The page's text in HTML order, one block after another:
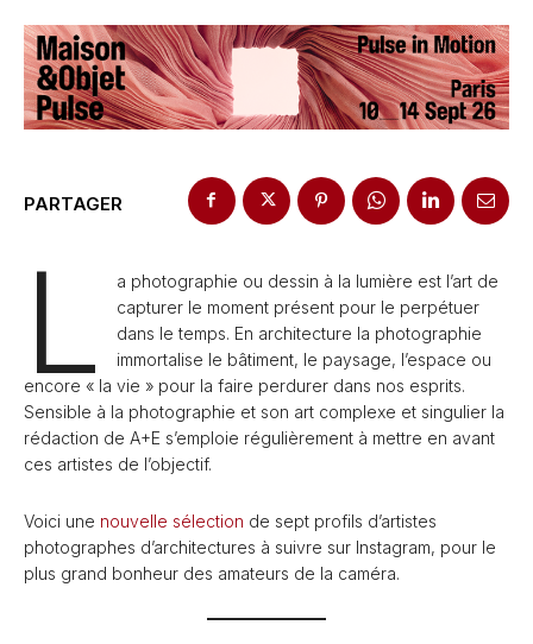
PARTAGER
L
a photographie ou dessin à la lumière est l’art de
capturer le moment présent pour le perpétuer
dans le temps. En architecture la photographie
immortalise le bâtiment, le paysage, l’espace ou
encore « la vie » pour la faire perdurer dans nos esprits.
Sensible à la photographie et son art complexe et singulier la
rédaction de A+E s’emploie régulièrement à mettre en avant
ces artistes de l’objectif.
Voici une nouvelle sélection de sept profils d’artistes
photographes d’architectures à suivre sur Instagram, pour le
plus grand bonheur des amateurs de la caméra.